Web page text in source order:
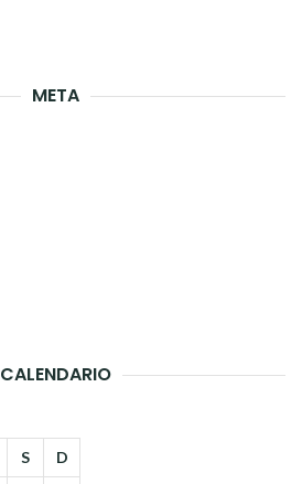
META
CALENDARIO
S D